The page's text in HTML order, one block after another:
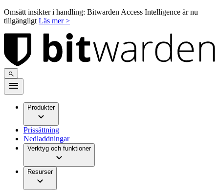
Omsätt insikter i handling: Bitwarden Access Intelligence är nu
tillgängligt Läs mer >
Produkter
Prissättning
Nedladdningar
Verktyg och funktioner
Resurser